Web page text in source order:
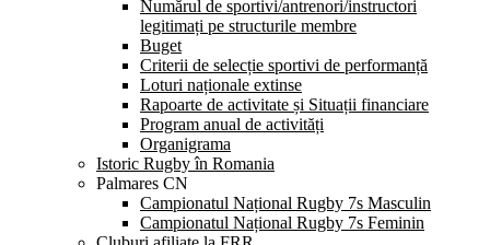
Numărul de sportivi/antrenori/instructori
legitimați pe structurile membre
Buget
Criterii de selecție sportivi de performanță
Loturi naționale extinse
Rapoarte de activitate și Situații financiare
Program anual de activități
Organigrama
Istoric Rugby în Romania
Palmares CN
Campionatul Național Rugby 7s Masculin
Campionatul Național Rugby 7s Feminin